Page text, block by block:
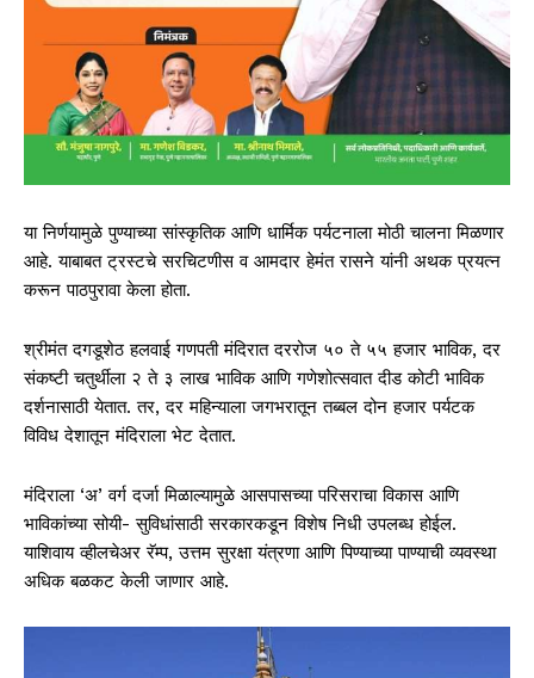
या निर्णयामुळे पुण्याच्या सांस्कृतिक आणि धार्मिक पर्यटनाला मोठी चालना मिळणार
आहे. याबाबत ट्रस्टचे सरचिटणीस व आमदार हेमंत रासने यांनी अथक प्रयत्न
करून पाठपुरावा केला होता.
श्रीमंत दगडूशेठ हलवाई गणपती मंदिरात दररोज ५० ते ५५ हजार भाविक, दर
संकष्टी चतुर्थीला २ ते ३ लाख भाविक आणि गणेशोत्सवात दीड कोटी भाविक
दर्शनासाठी येतात. तर, दर महिन्याला जगभरातून तब्बल दोन हजार पर्यटक
विविध देशातून मंदिराला भेट देतात.
मंदिराला ‘अ’ वर्ग दर्जा मिळाल्यामुळे आसपासच्या परिसराचा विकास आणि
भाविकांच्या सोयी- सुविधांसाठी सरकारकडून विशेष निधी उपलब्ध होईल.
याशिवाय व्हीलचेअर रॅम्प, उत्तम सुरक्षा यंत्रणा आणि पिण्याच्या पाण्याची व्यवस्था
अधिक बळकट केली जाणार आहे.